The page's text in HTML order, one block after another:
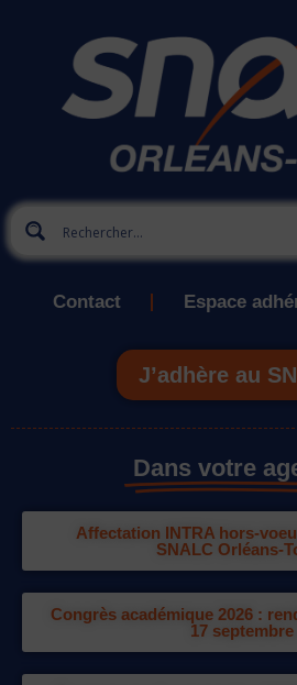
Contact Espace
J’adhère au
Dans votre
Affectation INTRA hors-
SNALC Orléans-
Congrès académique 2026 :
17 septembre